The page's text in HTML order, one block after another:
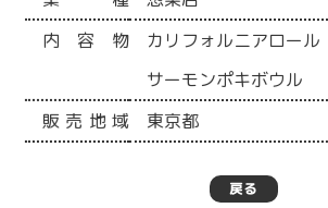
内容物 カリフォルニアロール
サーモンポキボウル
販売地域 東京都
戻る